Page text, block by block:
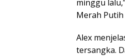
minggu
Merah Putih
Alex
tersangka.